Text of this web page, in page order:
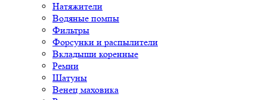
Натяжители
Водяные помпы
Фильтры
Форсунки и распылители
Вкладыши коренные
Ремни
Шатуны
Венец маховика